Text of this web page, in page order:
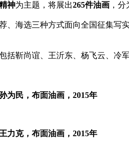
神为主题，将展出265件油画 ，
、海选三种方式面向全国征集写
括靳尚谊、王沂东、杨飞云、冷
为民，布面油画，2015年
力克，布面油画，2015年